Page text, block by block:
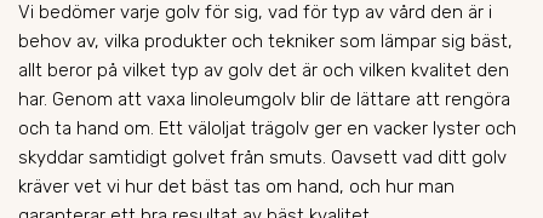
Vi bedömer varje golv för sig, vad för typ av vård den är i
behov av, vilka produkter och tekniker som lämpar sig bäst,
allt beror på vilket typ av golv det är och vilken kvalitet den
har. Genom att vaxa linoleumgolv blir de lättare att rengöra
och ta hand om. Ett väloljat trägolv ger en vacker lyster och
skyddar samtidigt golvet från smuts. Oavsett vad ditt golv
kräver vet vi hur det bäst tas om hand, och hur man